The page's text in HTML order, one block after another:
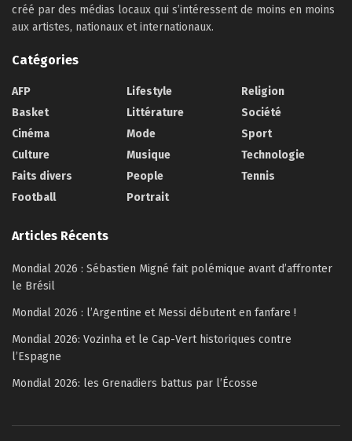
créé par des médias locaux qui s’intéressent de moins en moins
aux artistes, nationaux et internationaux.
Catégories
AFP
Basket
Cinéma
Culture
Faits divers
Football
Lifestyle
Littérature
Mode
Musique
People
Portrait
Religion
Société
Sport
Technologie
Tennis
Articles Récents
Mondial 2026 : Sébastien Migné fait polémique avant d’affronter
le Brésil
Mondial 2026 : l’Argentine et Messi débutent en fanfare !
Mondial 2026: Vozinha et le Cap-Vert historiques contre
l’Espagne
Mondial 2026: les Grenadiers battus par l’Écosse